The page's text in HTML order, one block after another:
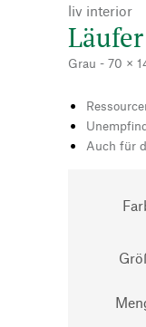
liv interior
Grau - 70 ×
Auch für